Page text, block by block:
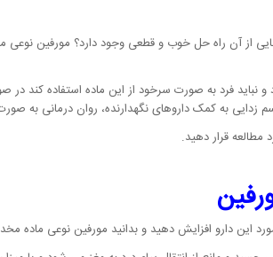
از آن راه حل خوب و قطعی وجود دارد؟ مورفین نوعی
فرد به صورت سرخود از این ماده استفاده کند
به کمک داروهای نگهدارنده، روان درمانی به
قرار دهید.
مورد این دارو افزایش دهید و بدانید مورفین نوعی ماده